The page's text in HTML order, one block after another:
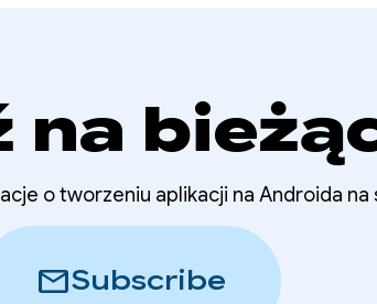
na
o tworzeniu aplikacji na Androida na
mailSubscribe